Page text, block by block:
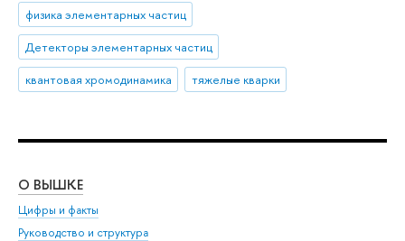
физика элементарных частиц
Детекторы элементарных частиц
квантовая хромодинамика
тяжелые кварки
О ВЫШКЕ
Цифры и факты
Руководство и структура